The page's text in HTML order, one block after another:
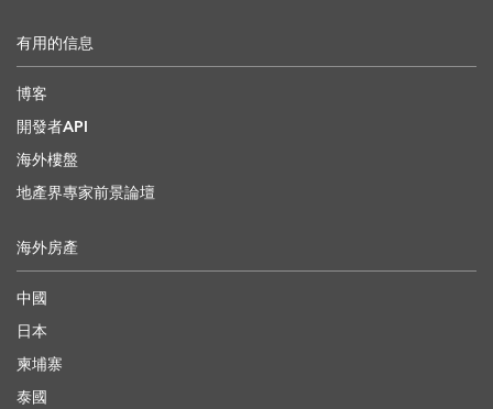
有用的信息
博客
開發者API
海外樓盤
地產界專家前景論壇
海外房產
中國
日本
柬埔寨
泰國